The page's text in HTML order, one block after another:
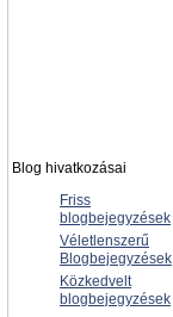
Blog hivatkozásai
Friss
blogbejegyzések
Véletlenszerű
Blogbejegyzések
Közkedvelt
blogbejegyzések